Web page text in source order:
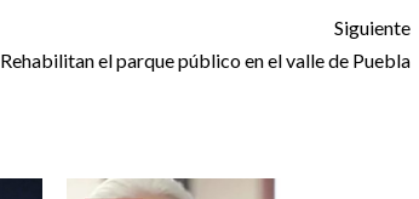
Siguiente
Rehabilitan el parque público en el valle de Puebla